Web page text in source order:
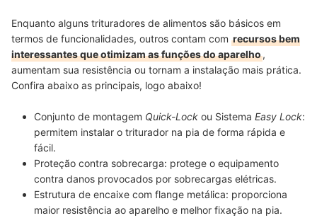
Enquanto alguns trituradores de alimentos são básicos em
termos de funcionalidades, outros contam com recursos bem
interessantes que otimizam as funções do aparelho,
aumentam sua resistência ou tornam a instalação mais prática.
Confira abaixo as principais, logo abaixo!
Conjunto de montagem Quick-Lock ou Sistema Easy Lock:
permitem instalar o triturador na pia de forma rápida e
fácil.
Proteção contra sobrecarga: protege o equipamento
contra danos provocados por sobrecargas elétricas.
Estrutura de encaixe com flange metálica: proporciona
maior resistência ao aparelho e melhor fixação na pia.